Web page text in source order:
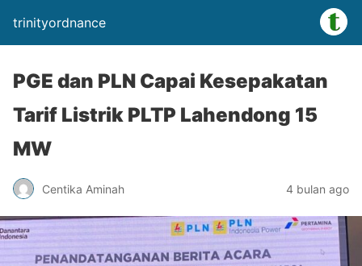
trinityordnance
PGE dan PLN Capai Kesepakatan
Tarif Listrik PLTP Lahendong 15
MW
Centika Aminah 4 bulan ago